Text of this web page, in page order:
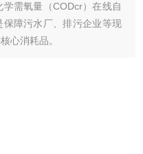
需氧量（CODcr）在线自
障污水厂、排污企业等现
心消耗品。